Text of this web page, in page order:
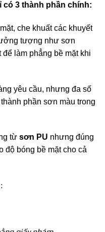
3 thành phần chính:
che khuất các khuyết
tượng như sơn
làm phẳng bề mặt khi
yêu cầu, nhưng đa số
phần sơn màu trong
từ sơn PU nhưng đúng
độ bóng bề mặt cho cả